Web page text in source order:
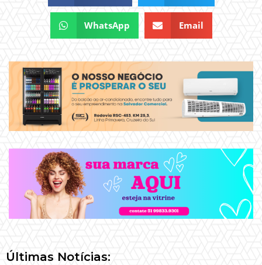
WhatsApp Email
Últimas Notícias: